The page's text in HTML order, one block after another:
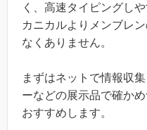
く、高速タイピングし
カニカルよりメンブレ
なくありません。
まずはネットで情報収
ーなどの展示品で確か
おすすめします。